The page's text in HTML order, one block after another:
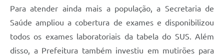
Para atender ainda mais a população, a Secretaria de
Saúde ampliou a cobertura de exames e disponibilizou
todos os exames laboratoriais da tabela do SUS. Além
disso, a Prefeitura também investiu em mutirões para